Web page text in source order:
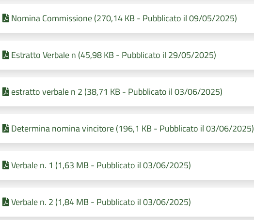
Nomina Commissione (270,14 KB - Pubblicato il 09/05/2025)
Estratto Verbale n (45,98 KB - Pubblicato il 29/05/2025)
estratto verbale n 2 (38,71 KB - Pubblicato il 03/06/2025)
Determina nomina vincitore (196,1 KB - Pubblicato il 03/06/2025)
Verbale n. 1 (1,63 MB - Pubblicato il 03/06/2025)
Verbale n. 2 (1,84 MB - Pubblicato il 03/06/2025)